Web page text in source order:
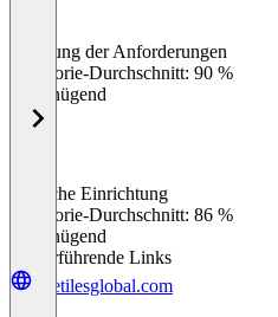
Erfüllung der Anforderungen
Kategorie-Durchschnitt: 90 %
Ungenügend
Einfache Einrichtung
Kategorie-Durchschnitt: 86 %
Ungenügend
Weiterführende Links
livetilesglobal.com